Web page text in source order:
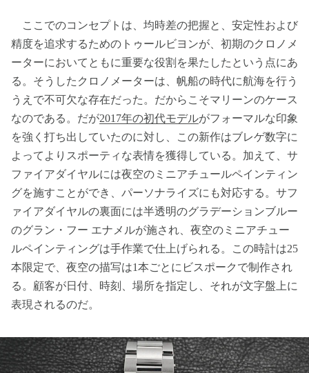
ここでのコンセプトは、均時差の把握と、安定性および
精度を追求するためのトゥールビヨンが、初期のクロノメ
ーターにおいてともに重要な役割を果たしたという点にあ
る。そうしたクロノメーターは、帆船の時代に航海を行う
うえで不可欠な存在だった。だからこそマリーンのケース
なのである。だが2017年の初代モデルがフォーマルな印象
を強く打ち出していたのに対し、この新作はブレゲ数字に
よってよりスポーティな表情を獲得している。加えて、サ
ファイアダイヤルには夜空のミニアチュールペインティン
グを施すことができ、パーソナライズにも対応する。サフ
ァイアダイヤルの裏面には半透明のグラデーションブルー
のグラン・フー エナメルが施され、夜空のミニアチュー
ルペインティングは手作業で仕上げられる。この時計は25
本限定で、夜空の描写は1本ごとにビスポークで制作され
る。顧客が日付、時刻、場所を指定し、それが文字盤上に
表現されるのだ。